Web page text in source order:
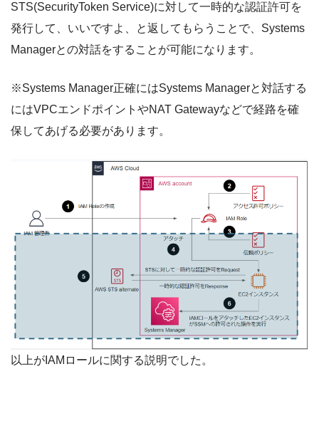
STS(SecurityToken Service)に対して一時的な認証許可を
発行して、いいですよ、と返してもらうことで、Systems
Managerとの対話をすることが可能になります。
※Systems Manager正確にはSystems Managerと対話する
にはVPCエンドポイントやNAT Gatewayなどで経路を確
保してあげる必要があります。
以上がIAMロールに関する説明でした。